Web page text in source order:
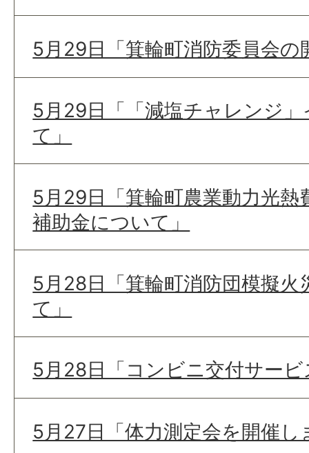
5月29日「箕輪町消防委員会の
5月29日「「減塩チャレンジ
て」
5月29日「箕輪町農業動力光熱
補助金について」
5月28日「箕輪町消防団模擬火
て」
5月28日「コンビニ交付サー
5月27日「体力測定会を開催し